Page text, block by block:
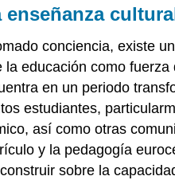
enseñanza
conciencia, existe
educación como
en un periodo
estudiantes,
así como otras
y la pedagogía
sobre la